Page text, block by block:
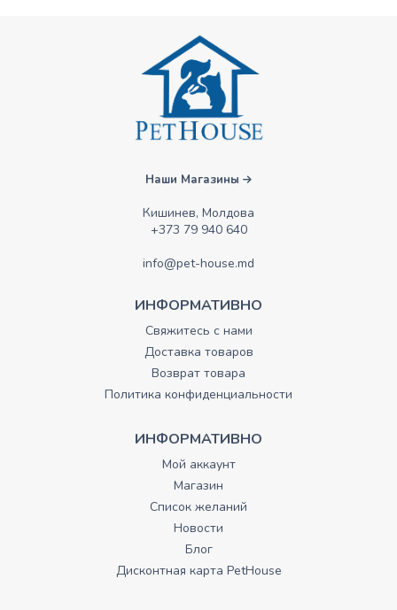
Наши Магазины
Кишинев, Молдова
+373 79 940 640
info@pet-house.md
ИНФОРМАТИВНО
Свяжитесь с нами
Доставка товаров
Возврат товара
Политика конфиденциальности
ИНФОРМАТИВНО
Мой аккаунт
Магазин
Список желаний
Новости
Блог
Дисконтная карта PetHouse